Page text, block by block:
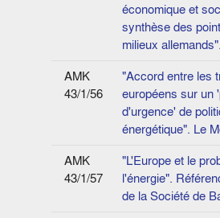
économique et
synthèse des
milieux
AMK
43/1/56
"Accord entre les
européens sur un
d'urgence' de
énergétique". Le
AMK
43/1/57
"L'Europe et le
l'énergie".
de la Société de